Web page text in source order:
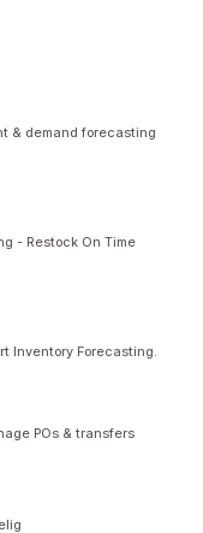
& demand forecasting
- Restock On Time
Inventory Forecasting.
POs & transfers